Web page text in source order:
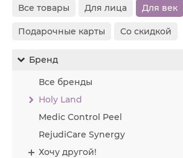
Все товары Для лица Для век
Подарочные карты Со скидкой
Бренд
Все бренды
Holy Land
Medic Control Peel
RejudiCare Synergy
Хочу другой!